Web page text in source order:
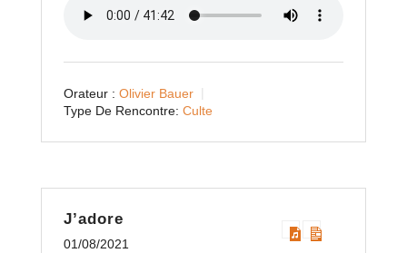
Orateur : Olivier Bauer
Type De Rencontre: Culte
J’adore
01/08/2021